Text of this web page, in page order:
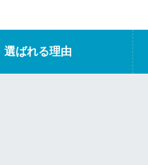
選ばれる理由